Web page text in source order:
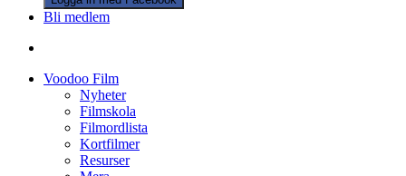
Bli medlem
Voodoo Film
Nyheter
Filmskola
Filmordlista
Kortfilmer
Resurser